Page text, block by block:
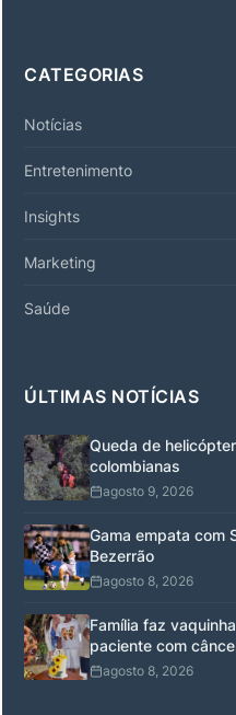
CATEGORIAS
Notícias
Entretenimento
Insights
Marketing
Saúde
ÚLTIMAS NOTÍCIAS
Queda de
colombianas
agosto 9, 2026
Gama empata com
Bezerrão
agosto 8, 2026
Família faz
paciente com
agosto 8, 2026